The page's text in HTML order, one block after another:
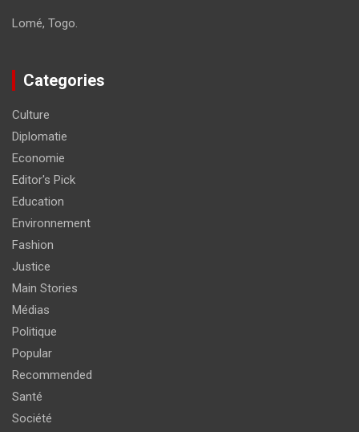
Lomé, Togo.
Categories
Culture
Diplomatie
Economie
Editor's Pick
Education
Environnement
Fashion
Justice
Main Stories
Médias
Politique
Popular
Recommended
Santé
Société